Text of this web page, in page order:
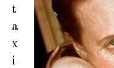
t
a
x
i